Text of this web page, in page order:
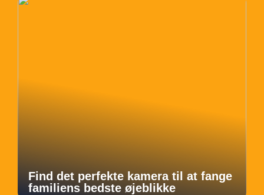
Find det perfekte kamera til at fange
familiens bedste øjeblikke